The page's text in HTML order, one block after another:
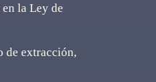
la Ley de
de extracción,